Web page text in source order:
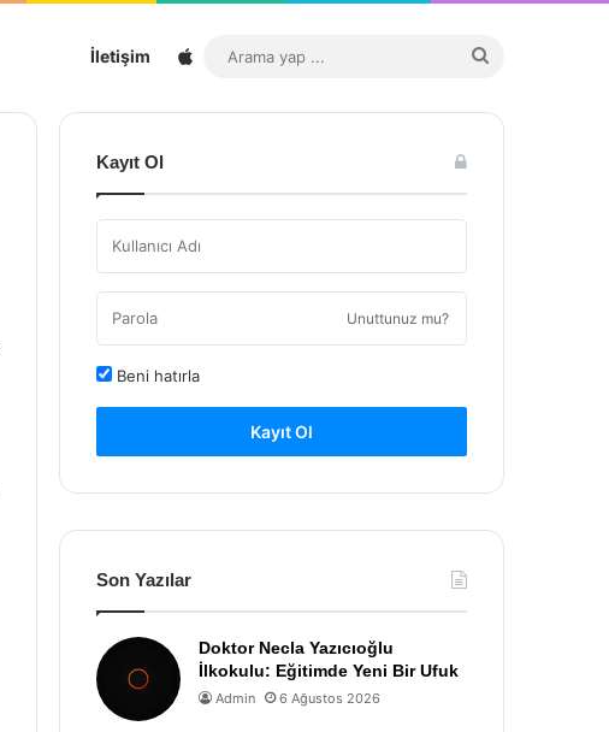
İletişim Sitemap
Kayıt Ol
Unuttunuz mu?
Beni hatırla
Kayıt Ol
Son Yazılar
Doktor Necla Yazıcıoğlu
İlkokulu: Eğitimde Yeni Bir Ufuk
Admin 6 Ağustos 2026